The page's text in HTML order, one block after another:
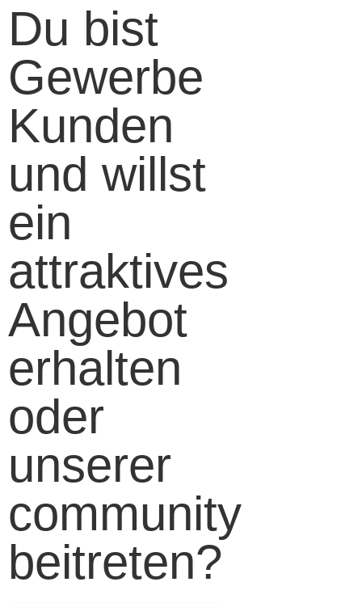
Du bist
Gewerbe
Kunden
und willst
ein
attraktives
Angebot
erhalten
oder
unserer
community
beitreten?